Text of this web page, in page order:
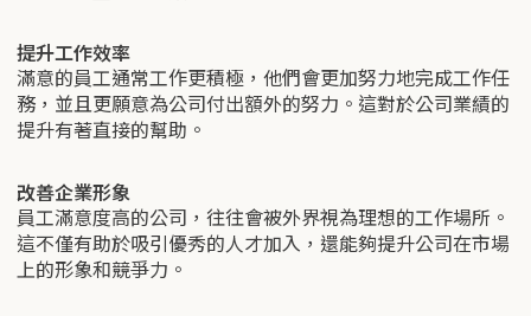
提升工作效率
滿意的員工通常工作更積極，他們會更加努力地完成工作任
務，並且更願意為公司付出額外的努力。這對於公司業績的
提升有著直接的幫助。
改善企業形象
員工滿意度高的公司，往往會被外界視為理想的工作場所。
這不僅有助於吸引優秀的人才加入，還能夠提升公司在市場
上的形象和競爭力。